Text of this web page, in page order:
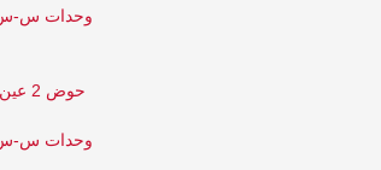
وحدات س-
حوض 2 عين
وحدات س-